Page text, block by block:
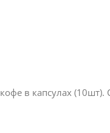
кофе в капсулах (10шт).